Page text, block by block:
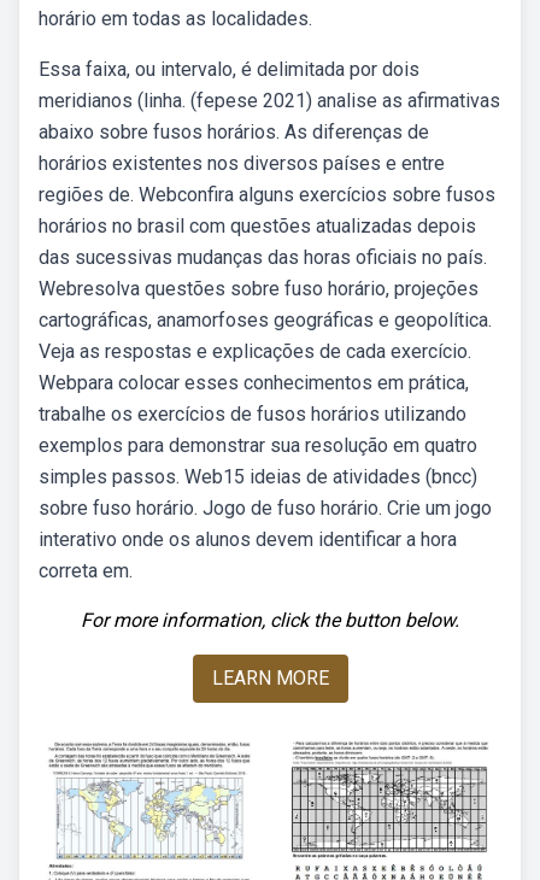
horário em todas as localidades.
Essa faixa, ou intervalo, é delimitada por dois
meridianos (linha. (fepese 2021) analise as afirmativas
abaixo sobre fusos horários. As diferenças de
horários existentes nos diversos países e entre
regiões de. Webconfira alguns exercícios sobre fusos
horários no brasil com questões atualizadas depois
das sucessivas mudanças das horas oficiais no país.
Webresolva questões sobre fuso horário, projeções
cartográficas, anamorfoses geográficas e geopolítica.
Veja as respostas e explicações de cada exercício.
Webpara colocar esses conhecimentos em prática,
trabalhe os exercícios de fusos horários utilizando
exemplos para demonstrar sua resolução em quatro
simples passos. Web15 ideias de atividades (bncc)
sobre fuso horário. Jogo de fuso horário. Crie um jogo
interativo onde os alunos devem identificar a hora
correta em.
For more information, click the button below.
LEARN MORE